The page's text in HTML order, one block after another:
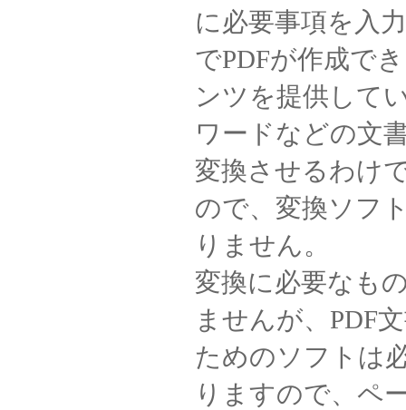
に必要事項を入
でPDFが作成で
ンツを提供して
ワードなどの文
変換させるわけ
ので、変換ソフ
りません。
変換に必要なも
ませんが、PDF
ためのソフトは
りますので、ペ